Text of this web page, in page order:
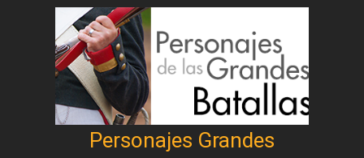
Personajes Grandes